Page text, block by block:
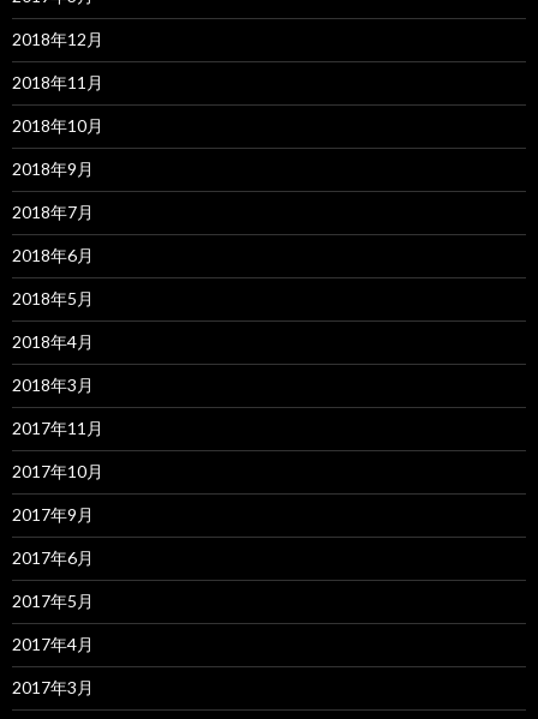
2018年12月
2018年11月
2018年10月
2018年9月
2018年7月
2018年6月
2018年5月
2018年4月
2018年3月
2017年11月
2017年10月
2017年9月
2017年6月
2017年5月
2017年4月
2017年3月